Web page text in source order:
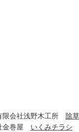
限会社浅野木工所
除
金巻屋 いくみチラシ